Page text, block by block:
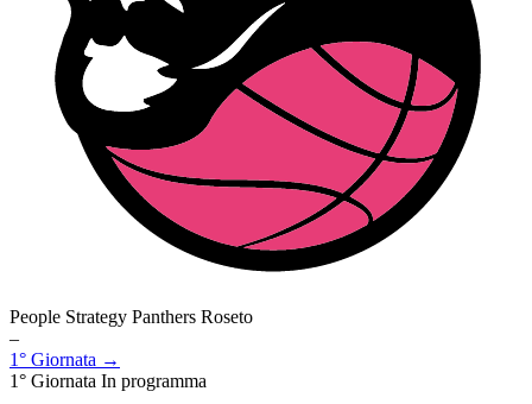
People Strategy Panthers Roseto
–
1° Giornata →
1° Giornata In programma